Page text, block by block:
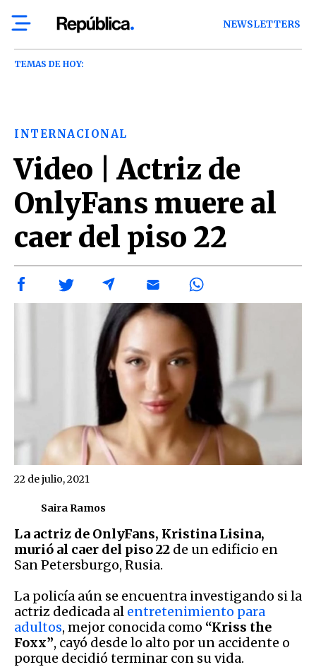
NEWSLETTERS
TEMAS DE HOY:
INTERNACIONAL
Video | Actriz de
OnlyFans muere al
caer del piso 22
Saira Ramos
22 de julio, 2021
La actriz de OnlyFans, Kristina Lisina,
murió al caer del piso 22 de un edificio en
San Petersburgo, Rusia.
La policía aún se encuentra investigando si la
actriz dedicada al entretenimiento para
adultos, mejor conocida como “Kriss the
Foxx”, cayó desde lo alto por un accidente o
porque decidió terminar con su vida.